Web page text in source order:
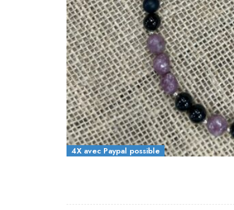
4X avec Paypal possible